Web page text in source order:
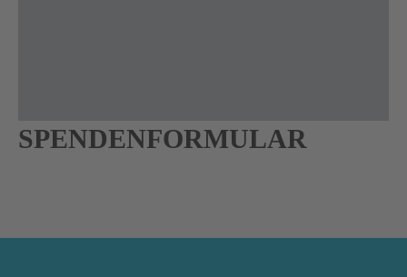
SPENDENFORMULAR